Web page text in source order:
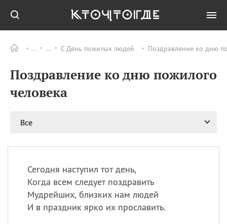
С День пожилых людей Поздравление ко дню
Поздравление ко дню пожилого
человека
Все
Сегодня наступил тот день,
Когда всем следует поздравить
Мудрейших, близких нам людей
И в праздник ярко их прославить.
ПРАЗДНИКИ Все
09.08 День памяти
великомученика и
Николая Чудотворца
11.08 День полета на
11.08 День Святой Клары —
покровительницы
телевидения